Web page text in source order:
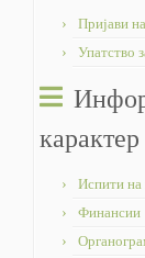
Пријави
Упатство
карактер
Испити на
Финансии